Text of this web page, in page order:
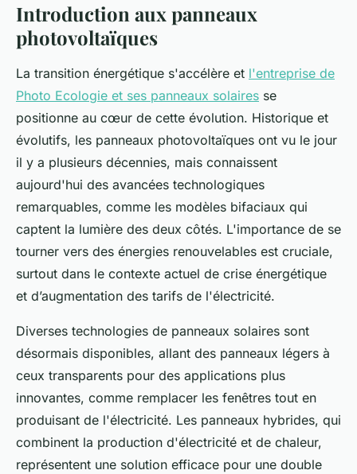
Introduction aux panneaux
photovoltaïques
La transition énergétique s'accélère et l'entreprise de
Photo Ecologie et ses panneaux solaires se
positionne au cœur de cette évolution. Historique et
évolutifs, les panneaux photovoltaïques ont vu le jour
il y a plusieurs décennies, mais connaissent
aujourd'hui des avancées technologiques
remarquables, comme les modèles bifaciaux qui
captent la lumière des deux côtés. L'importance de se
tourner vers des énergies renouvelables est cruciale,
surtout dans le contexte actuel de crise énergétique
et d’augmentation des tarifs de l'électricité.
Diverses technologies de panneaux solaires sont
désormais disponibles, allant des panneaux légers à
ceux transparents pour des applications plus
innovantes, comme remplacer les fenêtres tout en
produisant de l'électricité. Les panneaux hybrides, qui
combinent la production d'électricité et de chaleur,
représentent une solution efficace pour une double